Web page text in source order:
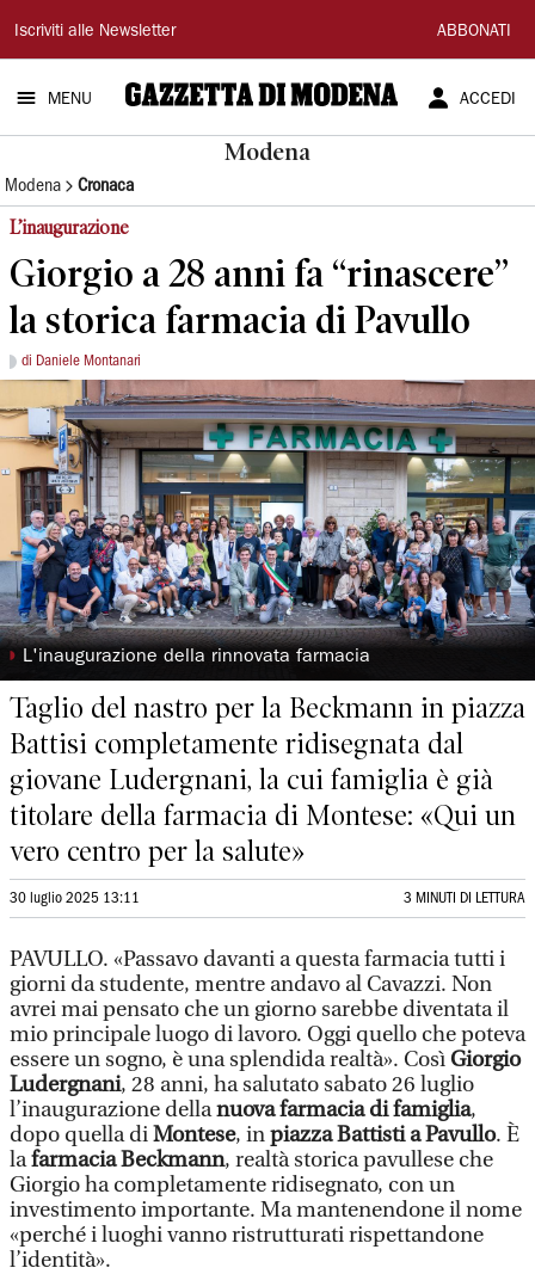
Gazzetta
di
Modena
Iscriviti alle Newsletter ABBONATI
MENU ACCEDI
Modena
Modena Cronaca
L’inaugurazione
Giorgio a 28 anni fa “rinascere”
la storica farmacia di Pavullo
di Daniele Montanari
◗ L'inaugurazione della rinnovata farmacia
Taglio del nastro per la Beckmann in piazza
Battisi completamente ridisegnata dal
giovane Ludergnani, la cui famiglia è già
titolare della farmacia di Montese: «Qui un
vero centro per la salute»
30 luglio 2025 13:11 3 MINUTI DI LETTURA
PAVULLO. «Passavo davanti a questa farmacia tutti i
giorni da studente, mentre andavo al Cavazzi. Non
avrei mai pensato che un giorno sarebbe diventata il
mio principale luogo di lavoro. Oggi quello che poteva
essere un sogno, è una splendida realtà». CosìGiorgio
Ludergnani, 28 anni, ha salutato sabato 26 luglio
l’inaugurazione dellanuova farmacia di famiglia,
dopo quella diMontese, inpiazza Battisti a Pavullo. È
lafarmacia Beckmann, realtà storica pavullese che
Giorgio ha completamente ridisegnato, con un
investimento importante. Ma mantenendone il nome
«perché i luoghi vanno ristrutturati rispettandone
l’identità».